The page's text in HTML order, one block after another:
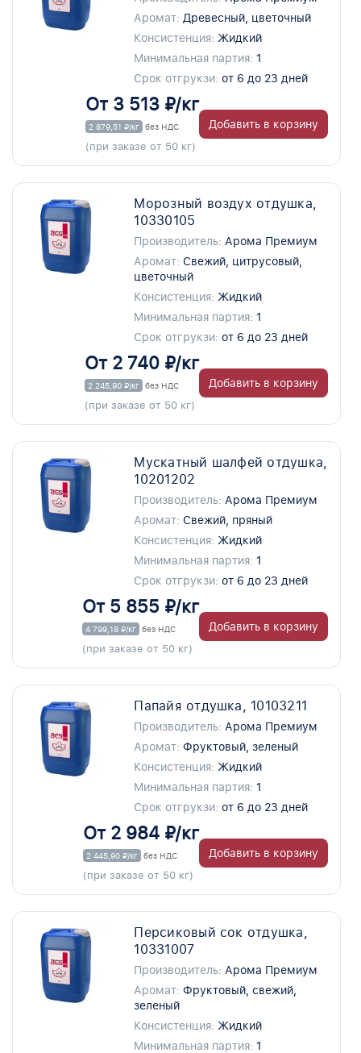
Аромат: Древесный, цветочный
Консистенция: Жидкий
Минимальная партия: 1
Срок отгрукзи: от 6 до 23 дней
От 3 513 ₽/кг
2 879,51 ₽/кг без НДС
(при заказе от 50 кг)
Добавить в корзину
Морозный воздух отдушка,
10330105
Производитель: Арома Премиум
Аромат: Свежий, цитрусовый,
цветочный
Консистенция: Жидкий
Минимальная партия: 1
Срок отгрукзи: от 6 до 23 дней
От 2 740 ₽/кг
2 245,90 ₽/кг без НДС
(при заказе от 50 кг)
Добавить в корзину
Мускатный шалфей отдушка,
10201202
Производитель: Арома Премиум
Аромат: Свежий, пряный
Консистенция: Жидкий
Минимальная партия: 1
Срок отгрукзи: от 6 до 23 дней
От 5 855 ₽/кг
4 799,18 ₽/кг без НДС
(при заказе от 50 кг)
Добавить в корзину
Папайя отдушка, 10103211
Производитель: Арома Премиум
Аромат: Фруктовый, зеленый
Консистенция: Жидкий
Минимальная партия: 1
Срок отгрукзи: от 6 до 23 дней
От 2 984 ₽/кг
2 445,90 ₽/кг без НДС
(при заказе от 50 кг)
Добавить в корзину
Персиковый сок отдушка,
10331007
Производитель: Арома Премиум
Аромат: Фруктовый, свежий,
зеленый
Консистенция: Жидкий
Минимальная партия: 1